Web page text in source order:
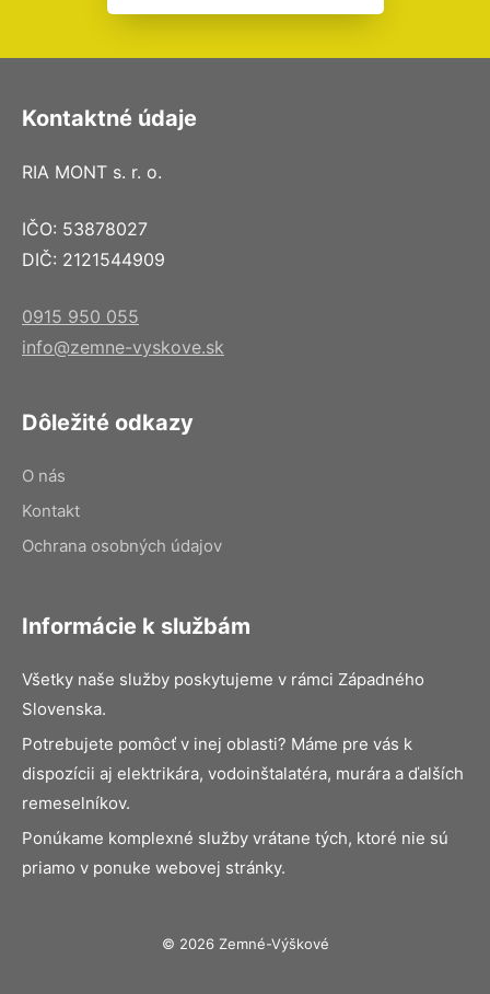
Kontaktné údaje
RIA MONT s. r. o.
IČO: 53878027
DIČ: 2121544909
0915 950 055
info@zemne-vyskove.sk
Dôležité odkazy
O nás
Kontakt
Ochrana osobných údajov
Informácie k službám
Všetky naše služby poskytujeme v rámci Západného
Slovenska.
Potrebujete pomôcť v inej oblasti? Máme pre vás k
dispozícii aj elektrikára, vodoinštalatéra, murára a ďalších
remeselníkov.
Ponúkame komplexné služby vrátane tých, ktoré nie sú
priamo v ponuke webovej stránky.
© 2026 Zemné-Výškové